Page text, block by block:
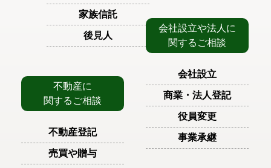
家族信託
後見人
不動産に
関するご相談
不動産登記
売買や贈与
会社設立や法人に
関するご相談
会社設立
商業・法人登記
役員変更
事業承継